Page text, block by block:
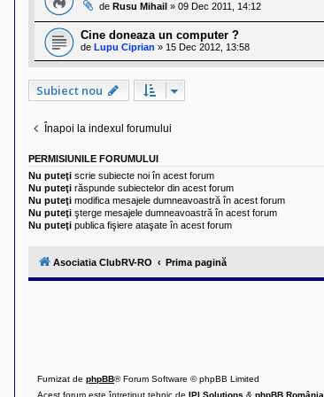
de Rusu Mihail » 09 Dec 2011, 14:12
Cine doneaza un computer ?
de Lupu Ciprian » 15 Dec 2012, 13:58
Subiect nou
Înapoi la indexul forumului
PERMISIUNILE FORUMULUI
Nu puteţi scrie subiecte noi în acest forum
Nu puteţi răspunde subiectelor din acest forum
Nu puteţi modifica mesajele dumneavoastră în acest forum
Nu puteţi şterge mesajele dumneavoastră în acest forum
Nu puteţi publica fişiere ataşate în acest forum
Asociatia ClubRV-RO Prima pagină
Furnizat de phpBB® Forum Software © phpBB Limited
Acest forum este întreținut tehnic de IPI Solutions & phpBB România